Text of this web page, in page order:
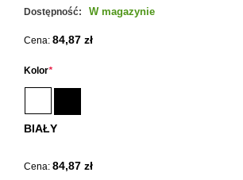
Dostępność:
W magazynie
Cena: 84,87 zł
*
Kolor
BIAŁY
Cena: 84,87 zł